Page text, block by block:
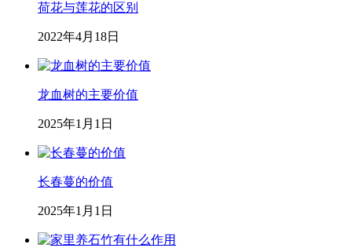
荷花与莲花的区别
2022年4月18日
龙血树的主要价值
2025年1月1日
长春蔓的价值
2025年1月1日